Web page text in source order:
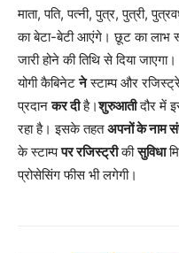
माता, पति, पत्नी, पुत्र, पुत्री,
का बेटा-बेटी आएंगे। छूट का लाभ
जारी होने की तिथि से दिया जाएगा।
योगी कैबिनेटनेस्टाम्प और
प्रदानकर दीहै।शुरुआतीदौर में
रहा है। इसके तहतअपनों के नाम
के स्टाम्पपर रजिस्ट्रीकीसुविधा
प्रोसेसिंग फीस भी लगेगी।